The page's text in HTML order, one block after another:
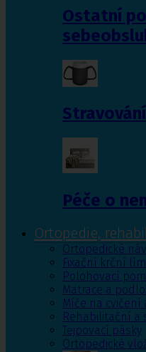
Ostatní
Stravování
Péče o
Ortopedie,
Ortopedické
Fixační krční
Polohovací
Matrace a
Míče na
Rehabilitační a
Tejpovací pásky
Ortopedické